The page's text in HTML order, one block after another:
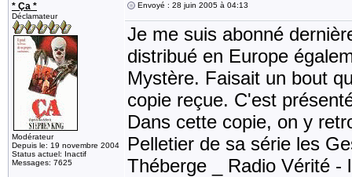
* Ça *
Déclamateur
Modérateur
Depuis le: 19 novembre 2004
Status actuel: Inactif
Messages: 7625
Envoyé : 28 juin 2005 à 04:13
Je me suis abonné
distribué en Europe
Mystère. Faisait un bout
copie reçue. C'est
Dans cette copie, on y
Pelletier de sa série les
Théberge _ Radio Vérité -